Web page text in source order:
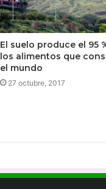
El suelo produce el 95
los alimentos que
el mundo
27 octubre, 2017